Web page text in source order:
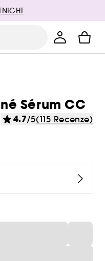
Sérum CC
4.7/5(115 Recenze)